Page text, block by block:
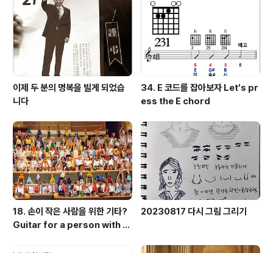
이제 두 분의 명복을 빌게 되었습
니다
34. E 코드를 잡아보자 Let's pr
ess the E chord
18. 손이 작은 사람을 위한 기타?
Guitar for a person with s
20230817 다시 그림 그리기